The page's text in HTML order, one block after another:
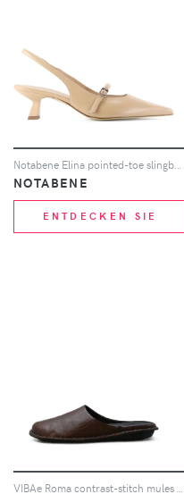
NOTABENE
ENTDECKEN SIE